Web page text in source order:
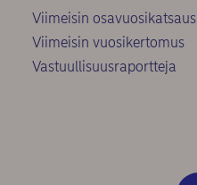
Viimeisin osavuosikatsaus
Viimeisin vuosikertomus
Vastuullisuusraportteja